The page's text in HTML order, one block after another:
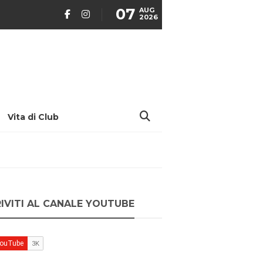
07 AUG
2026
Vita di Club
AL CANALE YOUTUBE